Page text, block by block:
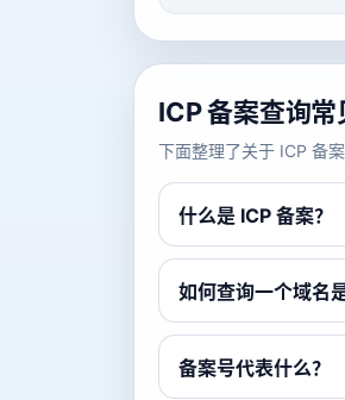
ICP 备案查询常
下面整理了关于 ICP 备
什么是 ICP 备案？
如何查询一个域名
备案号代表什么？